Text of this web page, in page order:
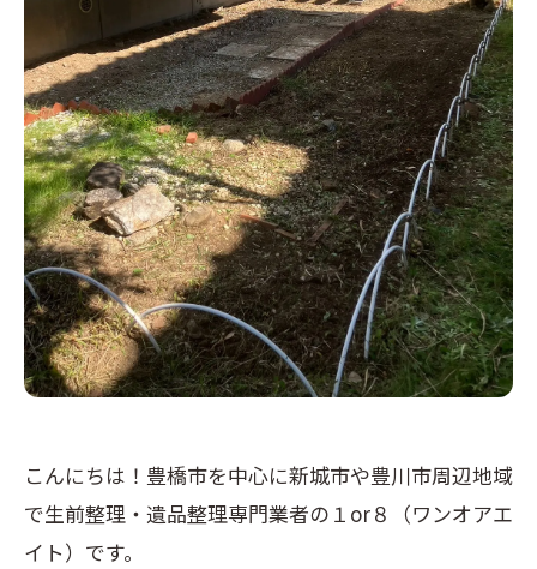
こんにちは！豊橋市を中心に新城市や豊川市周辺地域
で生前整理・遺品整理専門業者の１or８（ワンオアエ
イト）です。